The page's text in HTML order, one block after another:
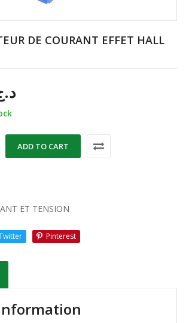
DE COURANT EFFET HALL
ADD TO CART
ET TENSION
Pinterest